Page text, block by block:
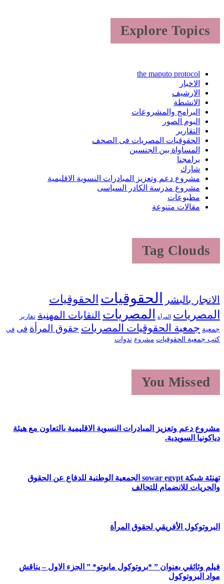
Explore Topics
the maputo protocol
الاخبار
الارشيف
الانشطة
البرامج والمشروعات
البوم الصور
التقارير
الحقوقيات المصريات فى الصحف
المساواة بين الجنسين
برامجنا
شارك
مشروع دعم وتعزيز المبادرات النسوية الاقليمية
مشروع مدرسة الكادر السياسى
مطبوعات
مقالات متنوعة
Tag Clouds
الاتجار بالبشر الحقوقيات الحقوقيات
المصريات
المرأة المصريات النقابات المهنية تقارير
جمعية جمعية الحقوقيات المصريات حقوق المرأة فى في
كتب جمعية الحقوقيات مشروع ندوات
You Missed
مشروع دعم وتعزيز المبادرات النسوية الاقليمية بالتعاون مع هيئة
دياكونيا السويدية.
تهنئة شبكة sowar egypt الجمعية الوطنية للدفاع عن الحقوق
والحريات للانضمام للتحالف
البروتوكول الأفريقي لحقوق المرأة
فيلم وثائقي بعنوان ” *بروتوكول مابوتو* ” الجزء الاول – يناقش
مواد البروتوكول